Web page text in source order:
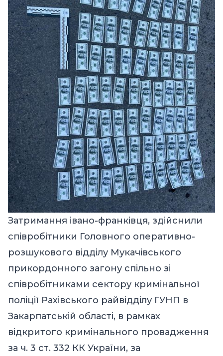
Затримання івано-франківця, здійснили
співробітники Головного оперативно-
розшукового відділу Мукачівського
прикордонного загону спільно зі
співробітниками сектору кримінальної
поліції Рахівського райвідділу ГУНП в
Закарпатській області, в рамках
відкритого кримінального провадження
за ч. 3 ст. 332 КК України, за